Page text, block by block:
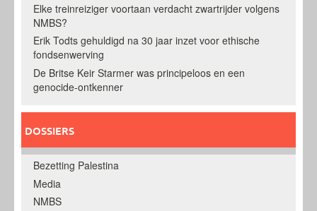
Elke treinreiziger voortaan verdacht zwartrijder volgens
NMBS?
Erik Todts gehuldigd na 30 jaar inzet voor ethische
fondsenwerving
De Britse Keir Starmer was principeloos en een
genocide-ontkenner
DOSSIERS
Bezetting Palestina
Media
NMBS